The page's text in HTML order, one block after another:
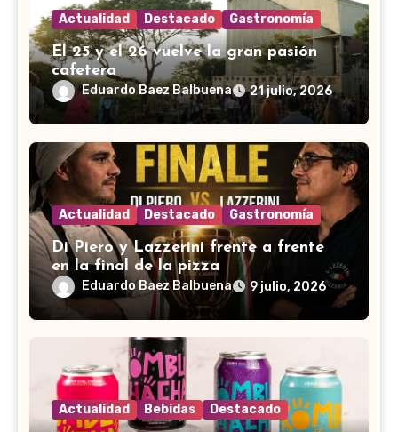
Actualidad Destacado Gastronomía
El 25 y el 26 vuelve la gran pasión
cafetera
Eduardo Baez Balbuena 21 julio, 2026
Actualidad Destacado Gastronomía
Di Piero y Lazzerini frente a frente
en la final de la pizza
Eduardo Baez Balbuena 9 julio, 2026
Actualidad Bebidas Destacado